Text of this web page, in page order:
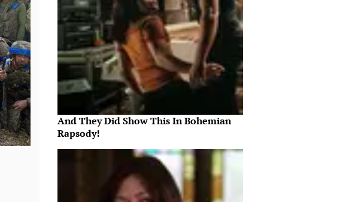
And They Did Show This In Bohemian
Rapsody!